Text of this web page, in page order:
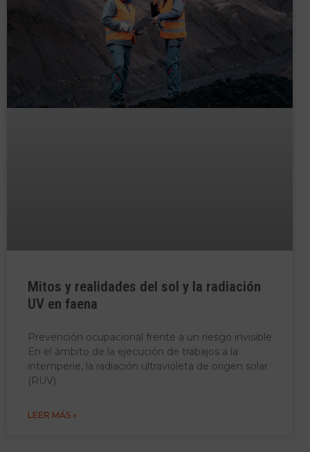
Mitos y realidades del sol y la radiación
UV en faena
Prevención ocupacional frente a un riesgo invisible
En el ámbito de la ejecución de trabajos a la
intemperie, la radiación ultravioleta de origen solar
(RUV)
LEER MÁS »